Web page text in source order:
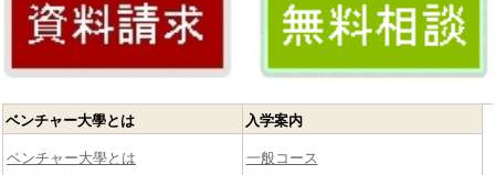
ベンチャー大學とは
ベンチャー大學とは
入学案内
一般コース